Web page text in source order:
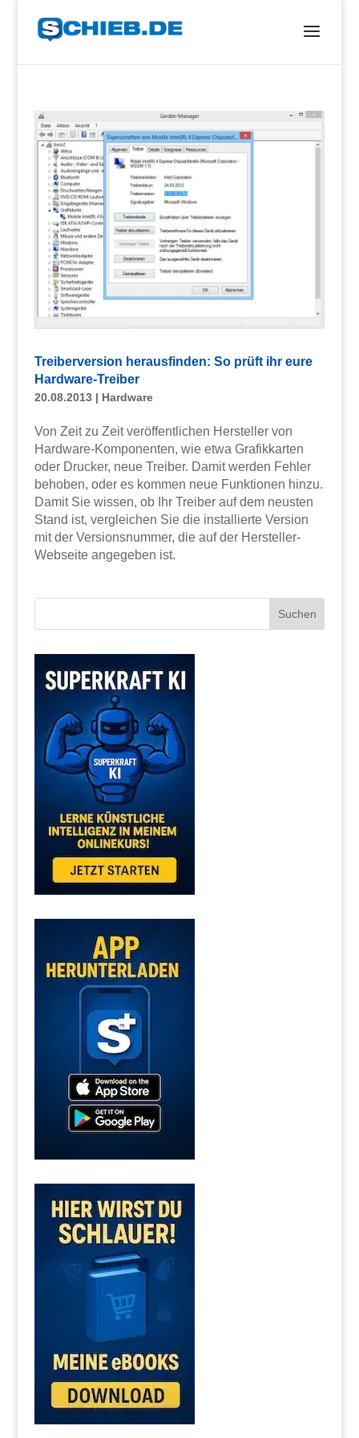
Treiberversion herausfinden: So prüft ihr eure
Hardware-Treiber
20.08.2013| Hardware
Von Zeit zu Zeit veröffentlichen Hersteller von
Hardware-Komponenten, wie etwa Grafikkarten
oder Drucker, neue Treiber. Damit werden Fehler
behoben, oder es kommen neue Funktionen hinzu.
Damit Sie wissen, ob Ihr Treiber auf dem neusten
Stand ist, vergleichen Sie die installierte Version
mit der Versionsnummer, die auf der Hersteller-
Webseite angegeben ist.